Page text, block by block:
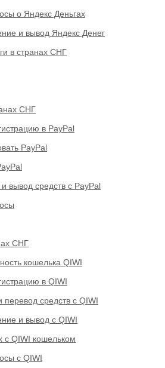
о Яндекс Деньгах
и вывод Яндекс Денег
в странах СНГ
СНГ
в PayPal
PayPal
вывод средств с PayPal
СНГ
кошелька QIWI
в QIWI
перевод средств c QIWI
и вывод с QIWI
с QIWI кошельком
с QIWI